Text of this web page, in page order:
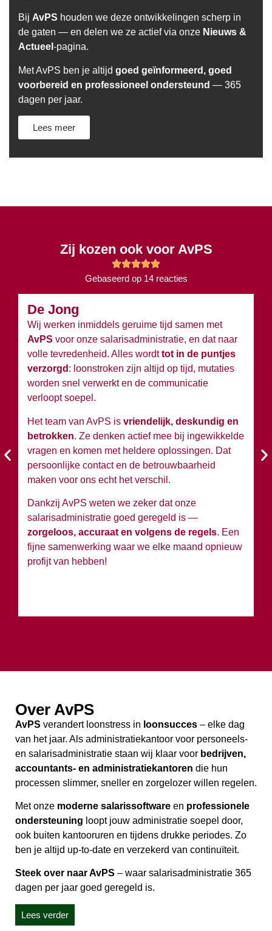
Bij AvPS houden we deze ontwikkelingen scherp in
de gaten — en delen we ze actief via onze Nieuws &
Actueel -pagina.
Met AvPS ben je altijd goed geïnformeerd, goed
voorbereid en professioneel ondersteund — 365
dagen per jaar.
Lees meer
Zij kozen ook voor AvPS
Gebaseerd op 14 reacties
De Jong
Wij werken inmiddels geruime tijd samen met
AvPS voor onze salarisadministratie, en dat naar
volle tevredenheid. Alles wordttot in de puntjes
verzorgd : loonstroken zijn altijd op tijd, mutaties
worden snel verwerkt en de communicatie
verloopt soepel.
Het team van AvPS is vriendelijk, deskundig en
betrokken. Ze denken actief mee bij ingewikkelde
vragen en komen met heldere oplossingen. Dat
persoonlijke contact en de betrouwbaarheid
maken voor ons echt het verschil.
Dankzij AvPS weten we zeker dat onze
salarisadministratie goed geregeld is —
zorgeloos, accuraat en volgens de regels. Een
fijne samenwerking waar we elke maand opnieuw
profijt van hebben!
Over AvPS
AvPS verandert loonstress in loonsucces – elke dag
van het jaar. Als administratiekantoor voor personeels-
en salarisadministratie staan wij klaar voor bedrijven,
accountants- en administratiekantoren die hun
processen slimmer, sneller en zorgelozer willen regelen.
Met onze moderne salarissoftware en professionele
ondersteuning loopt jouw administratie soepel door,
ook buiten kantooruren en tijdens drukke periodes. Zo
ben je altijd up-to-date en verzekerd van continuïteit.
Steek over naar AvPS – waar salarisadministratie 365
dagen per jaar goed geregeld is.
Lees verder